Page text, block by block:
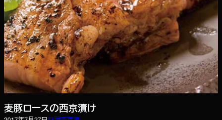
麦豚ロースの西京漬け